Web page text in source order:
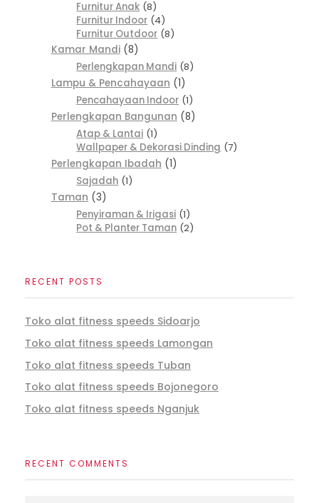
Furnitur Anak 8
Furnitur Indoor 4
Furnitur Outdoor 8
Kamar Mandi 8
Perlengkapan Mandi 8
Lampu & Pencahayaan
1
Pencahayaan Indoor 1
Perlengkapan Bangunan
8
Atap & Lantai 1
Wallpaper & Dekorasi Dinding 7
Perlengkapan Ibadah
1
Sajadah 1
Taman
3
Penyiraman & Irigasi 1
Pot & Planter Taman 2
RECENT POSTS
Toko alat fitness speeds Sidoarjo
Toko alat fitness speeds Lamongan
Toko alat fitness speeds Tuban
Toko alat fitness speeds Bojonegoro
Toko alat fitness speeds Nganjuk
RECENT COMMENTS